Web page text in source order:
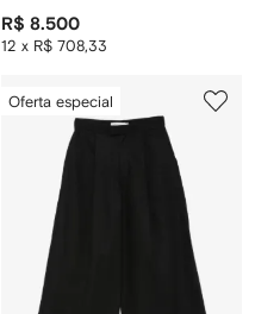
R$ 8.500
12 x R$ 708,33
Oferta especial